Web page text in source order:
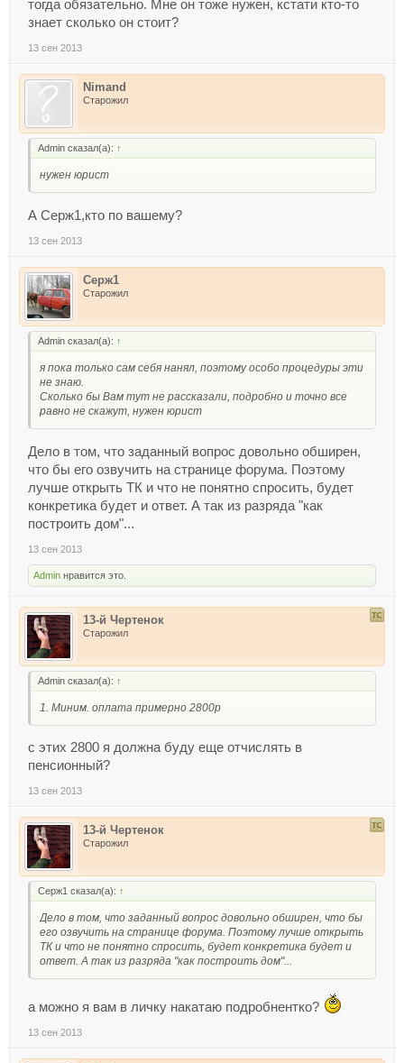
тогда обязательно. Мне он тоже нужен, кстати кто-то
знает сколько он стоит?
13 сен 2013
Nimand
Старожил
Admin сказал(а): ↑
нужен юрист
А Серж1,кто по вашему?
13 сен 2013
Серж1
Старожил
Admin сказал(а): ↑
я пока только сам себя нанял, поэтому особо процедуры эти
не знаю.
Сколько бы Вам тут не рассказали, подробно и точно все
равно не скажут, нужен юрист
Дело в том, что заданный вопрос довольно обширен,
что бы его озвучить на странице форума. Поэтому
лучше открыть ТК и что не понятно спросить, будет
конкретика будет и ответ. А так из разряда "как
построить дом"...
13 сен 2013
Admin нравится это.
13-й Чертенок
Старожил
Admin сказал(а): ↑
1. Миним. оплата примерно 2800р
с этих 2800 я должна буду еще отчислять в
пенсионный?
13 сен 2013
13-й Чертенок
Старожил
Серж1 сказал(а): ↑
Дело в том, что заданный вопрос довольно обширен, что бы
его озвучить на странице форума. Поэтому лучше открыть
ТК и что не понятно спросить, будет конкретика будет и
ответ. А так из разряда "как построить дом"...
а можно я вам в личку накатаю подробнентко?
13 сен 2013